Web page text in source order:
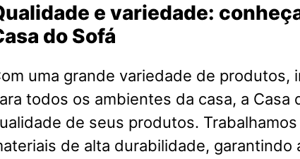
e variedade:
do Sofá
uma grande variedade de produtos,
todos os ambientes da casa, a Casa
de seus produtos.
de alta durabilidade, garantindo